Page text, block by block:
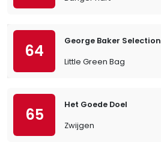
64
George Baker Selection
Little Green Bag
65
Het Goede Doel
Zwijgen